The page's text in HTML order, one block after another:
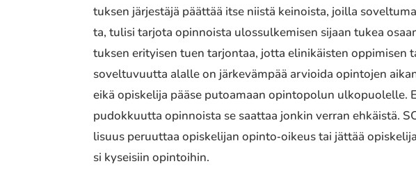
tuk­sen järjes­tä­jä päättää itse niistä keinois­ta, joilla
ta, tulisi tarjota opin­nois­ta ulos­sul­ke­mi­sen sijaan tukea
tuk­sen erityi­sen tuen tarjon­taa, jotta elini­käis­ten
sovel­tu­vuut­ta alalle on järke­väm­pää arvioi­da opin­to­jen
eikä opis­ke­li­ja pääse putoa­maan opin­to­po­lun
pudok­kuut­ta opin­nois­ta se saattaa jonkin verran ehkäis­tä.
li­suus peruut­taa opis­ke­li­jan opinto‐oikeus tai jättää
si kysei­siin opin­toi­hin.